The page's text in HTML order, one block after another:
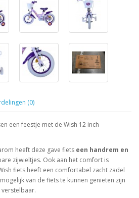
(0)
een feestje met de Wish 12 inch
heeft deze gave fiets een handrem en
zijwieltjes. Ook aan het comfort is
fiets heeft een comfortabel zacht zadel
van de fiets te kunnen genieten zijn